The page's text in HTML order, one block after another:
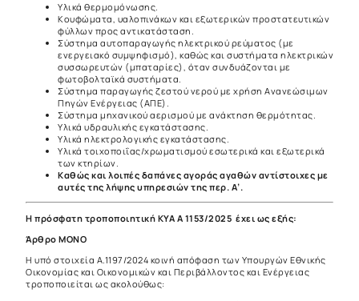
Υλικά θερμομόνωσης.
Κουφώματα, υαλοπινάκων και εξωτερικών προστατευτικών
φύλλων προς αντικατάσταση.
Σύστημα αυτοπαραγωγής ηλεκτρικού ρεύματος (με
ενεργειακό συμψηφισμό), καθώς και συστήματα ηλεκτρικών
συσσωρευτών (μπαταρίες), όταν συνδυάζονται με
φωτοβολταϊκά συστήματα.
Σύστημα παραγωγής ζεστού νερού με χρήση Ανανεώσιμων
Πηγών Ενέργειας (ΑΠΕ).
Σύστημα μηχανικού αερισμού με ανάκτηση θερμότητας.
Υλικά υδραυλικής εγκατάστασης.
Υλικά ηλεκτρολογικής εγκατάστασης.
Υλικά τοιχοποιΐας/χρωματισμού εσωτερικά και εξωτερικά
των κτηρίων.
Καθώς και λοιπές δαπάνες αγοράς αγαθών αντίστοιχες με
αυτές της λήψης υπηρεσιών της περ. Α’.
Η πρόσφατη τροποποιητική ΚΥΑ Α 1153/2025 έχει ως εξής:
Άρθρο ΜΟΝΟ
Η υπό στοιχεία Α.1197/2024 κοινή απόφαση των Υπουργών Εθνικής
Οικονομίας και Οικονομικών και Περιβάλλοντος και Ενέργειας
τροποποιείται ως ακολούθως: